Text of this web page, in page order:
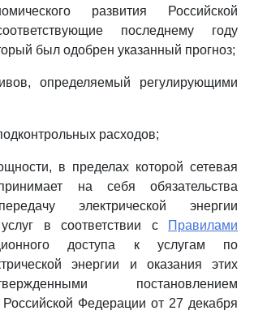
развития Российской
последнему году
был одобрен указанный прогноз;
определяемый регулирующими
расходов;
в пределах которой сетевая
на себя обязательства
электрической энергии
в соответствии с
Правилами
доступа к услугам по
энергии и оказания этих
постановлением
Российской Федерации от 27 декабря